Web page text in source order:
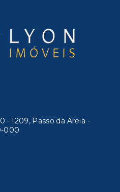
- 1209, Passo da Areia -
000